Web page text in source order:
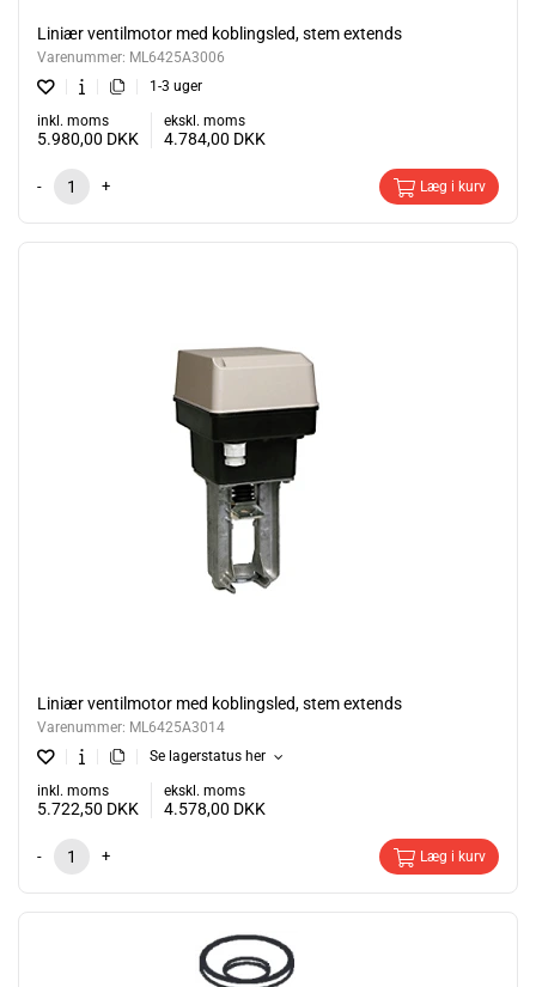
Liniær ventilmotor med koblingsled, stem extends
Varenummer: ML6425A3006
1-3 uger
inkl. moms
5.980,00 DKK
ekskl. moms
4.784,00 DKK
- + Læg i kurv
Liniær ventilmotor med koblingsled, stem extends
Varenummer: ML6425A3014
Se lagerstatus her
inkl. moms
5.722,50 DKK
ekskl. moms
4.578,00 DKK
- + Læg i kurv